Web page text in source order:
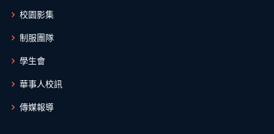
校園影集
制服團隊
學生會
華事人校訊
傳媒報導